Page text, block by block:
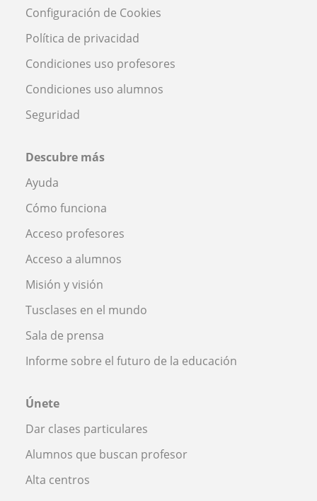
Configuración de Cookies
Política de privacidad
Condiciones uso profesores
Condiciones uso alumnos
Seguridad
Descubre más
Ayuda
Cómo funciona
Acceso profesores
Acceso a alumnos
Misión y visión
Tusclases en el mundo
Sala de prensa
Informe sobre el futuro de la educación
Únete
Dar clases particulares
Alumnos que buscan profesor
Alta centros